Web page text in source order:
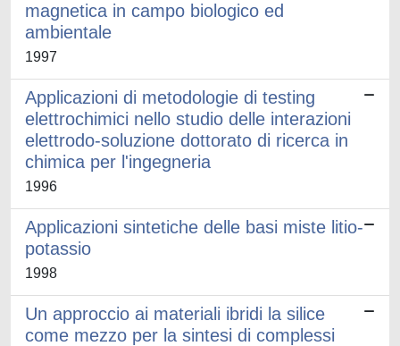
magnetica in campo biologico ed
ambientale
1997
Applicazioni di metodologie di testing
elettrochimici nello studio delle interazioni
elettrodo-soluzione dottorato di ricerca in
chimica per l'ingegneria
1996
Applicazioni sintetiche delle basi miste litio-
potassio
1998
Un approccio ai materiali ibridi la silice
come mezzo per la sintesi di complessi